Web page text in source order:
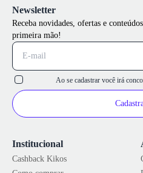
Institucional
Cashback Kikos
Newsletter
Receba novidades, ofertas e
primeira mão!
Ao se cadastrar você irá